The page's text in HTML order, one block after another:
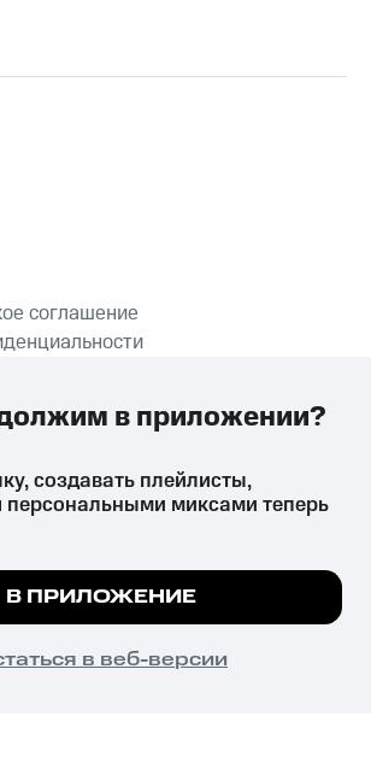
ПРИЛОЖЕНИЕ
соглашение
их аналогов причиняет вред здоровью,
запрещён и влечёт установленную
ответственность.
куки, чтобы на сайте все
ПОНЯТНО
создавать плейлисты,
персональными миксами теперь
В ПРИЛОЖЕНИЕ
в веб-версии